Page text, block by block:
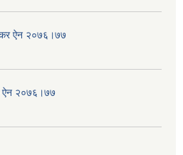
ऐन २०७६।७७
ऐन २०७६।७७